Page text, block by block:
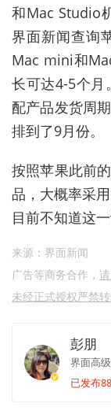
和Mac Studio
界面新闻查询
Mac mini和
长可达4-5个月
配产品发货周
排到了9月份。
按照苹果此前
品，大概率采用
目前不知道这
来源：界面新闻
广告等商务合作，
未经正式授权严禁
彭朋
界面高
已发布